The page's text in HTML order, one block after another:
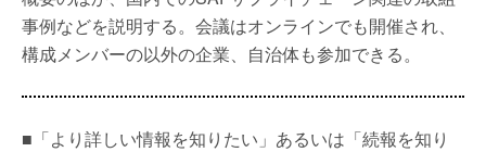
事例などを説明する。会議はオンラインでも開催され、
構成メンバーの以外の企業、自治体も参加できる。
■「より詳しい情報を知りたい」あるいは「続報を知り